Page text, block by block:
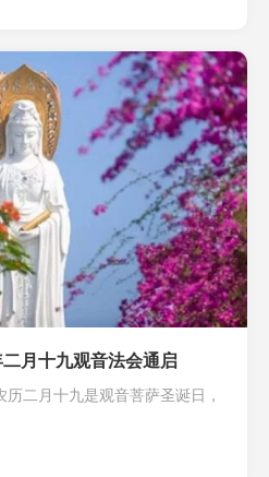
月十九观音法会通启
十九是观音菩萨圣诞日，